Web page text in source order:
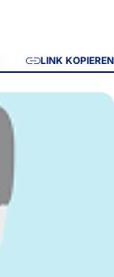
LINK KOPIEREN